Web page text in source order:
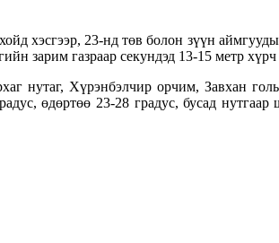
хэсгээр, 23-нд төв болон зүүн
зарим газраар секундэд 13-15 метр
нутаг, Хүрэнбэлчир орчим, Завхан
өдөртөө 23-28 градус, бусад